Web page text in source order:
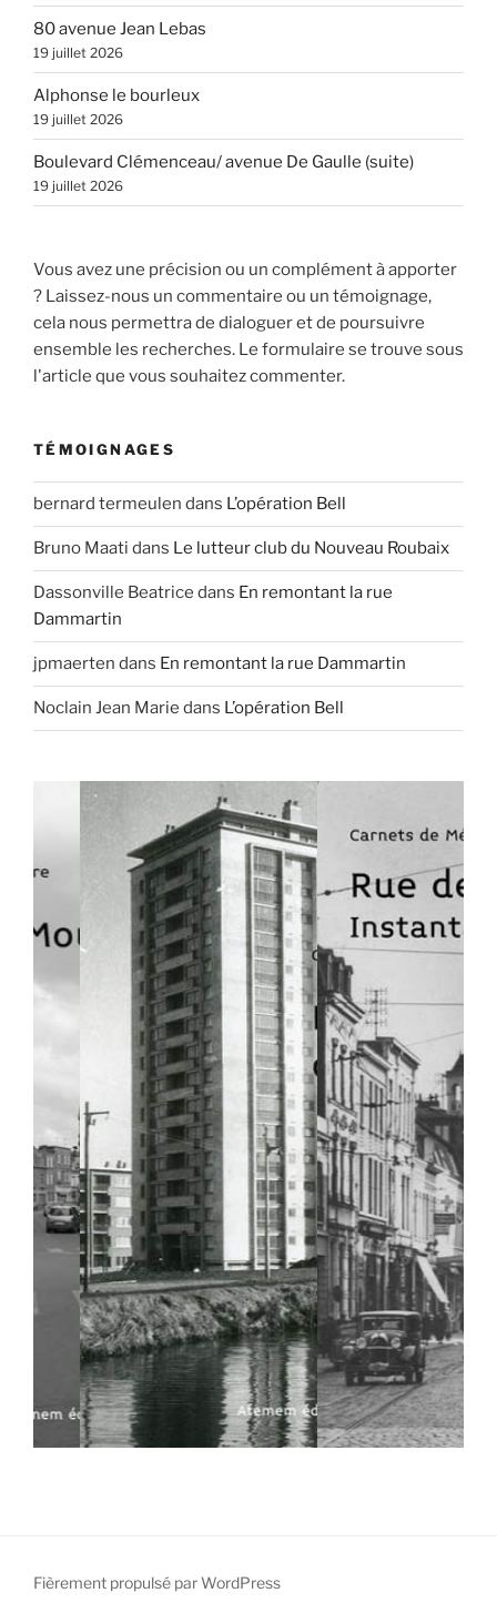
80 avenue Jean Lebas
19 juillet 2026
Alphonse le bourleux
19 juillet 2026
Boulevard Clémenceau/ avenue De Gaulle (suite)
19 juillet 2026
Vous avez une précision ou un complément à apporter
? Laissez-nous un commentaire ou un témoignage,
cela nous permettra de dialoguer et de poursuivre
ensemble les recherches. Le formulaire se trouve sous
l'article que vous souhaitez commenter.
TÉMOIGNAGES
bernard termeulen dans L’opération Bell
Bruno Maati dans Le lutteur club du Nouveau Roubaix
Dassonville Beatrice dans En remontant la rue
Dammartin
jpmaerten dans En remontant la rue Dammartin
Noclain Jean Marie dans L’opération Bell
Fièrement propulsé par WordPress